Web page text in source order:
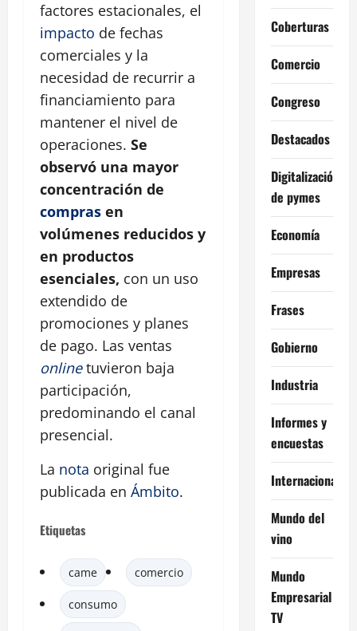
factores estacionales, el
impacto de fechas
comerciales y la
necesidad de recurrir a
financiamiento para
mantener el nivel de
operaciones. Se
observó una mayor
concentración de
compras en
volúmenes reducidos y
en productos
esenciales, con un uso
extendido de
promociones y planes
de pago. Las ventas
onlinetuvieron baja
participación,
predominando el canal
presencial.
La nota original fue
publicada en Ámbito.
Etiquetas
came comercio
consumo
Coberturas
Comercio
Congreso
Destacados
Digitalización
de pymes
Economía
Empresas
Frases
Gobierno
Industria
Informes y
encuestas
Internacional
Mundo del
vino
Mundo
Empresarial
TV